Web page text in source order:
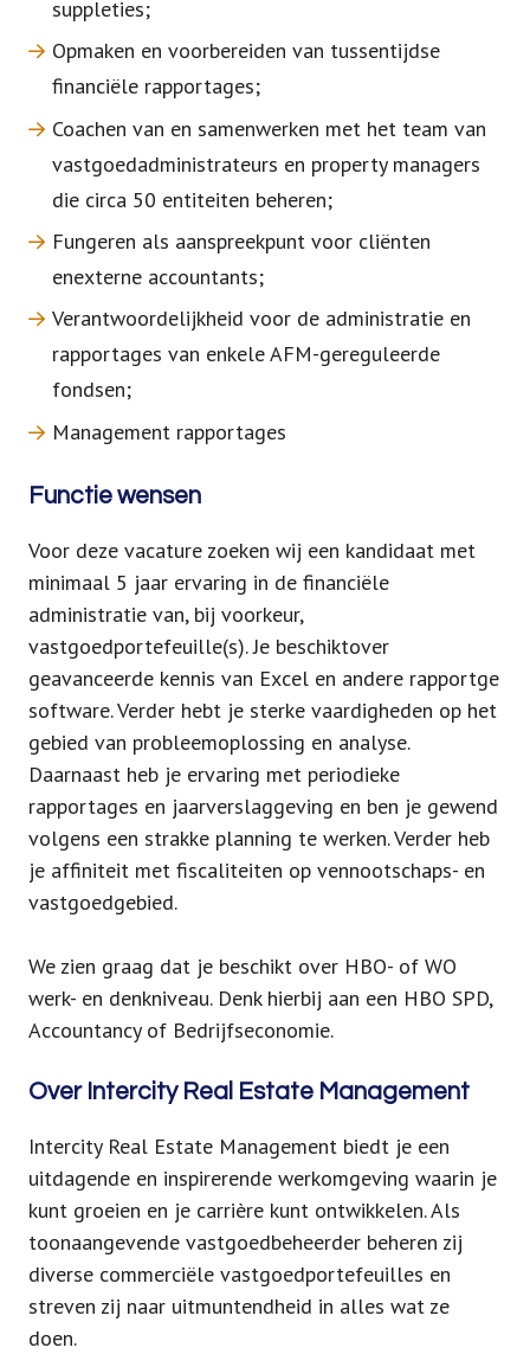
suppleties;
Opmaken en voorbereiden van tussentijdse
financiële rapportages;
Coachen van en samenwerken met het team van
vastgoedadministrateurs en property managers
die circa 50 entiteiten beheren;
Fungeren als aanspreekpunt voor cliënten
enexterne accountants;
Verantwoordelijkheid voor de administratie en
rapportages van enkele AFM-gereguleerde
fondsen;
Management rapportages
Functie wensen
Voor deze vacature zoeken wij een kandidaat met
minimaal 5 jaar ervaring in de financiële
administratie van, bij voorkeur,
vastgoedportefeuille(s). Je beschiktover
geavanceerde kennis van Excel en andere rapportge
software. Verder hebt je sterke vaardigheden op het
gebied van probleemoplossing en analyse.
Daarnaast heb je ervaring met periodieke
rapportages en jaarverslaggeving en ben je gewend
volgens een strakke planning te werken. Verder heb
je affiniteit met fiscaliteiten op vennootschaps- en
vastgoedgebied.
We zien graag dat je beschikt over HBO- of WO
werk- en denkniveau. Denk hierbij aan een HBO SPD,
Accountancy of Bedrijfseconomie.
Over Intercity Real Estate Management
Intercity Real Estate Management biedt je een
uitdagende en inspirerende werkomgeving waarin je
kunt groeien en je carrière kunt ontwikkelen. Als
toonaangevende vastgoedbeheerder beheren zij
diverse commerciële vastgoedportefeuilles en
streven zij naar uitmuntendheid in alles wat ze
doen.